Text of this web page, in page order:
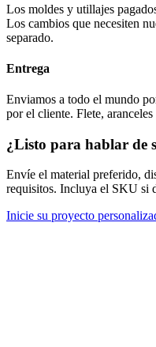
Los moldes y utillajes
Los cambios que necesiten
separado.
Entrega
Enviamos a todo el mundo
por el cliente. Flete,
¿Listo para hablar de
Envíe el material preferido,
requisitos. Incluya el SKU si
Inicie su proyecto